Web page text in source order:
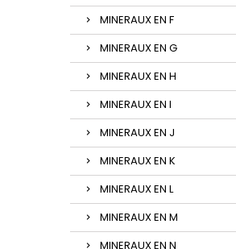
MINERAUX EN F
MINERAUX EN G
MINERAUX EN H
MINERAUX EN I
MINERAUX EN J
MINERAUX EN K
MINERAUX EN L
MINERAUX EN M
MINERAUX EN N